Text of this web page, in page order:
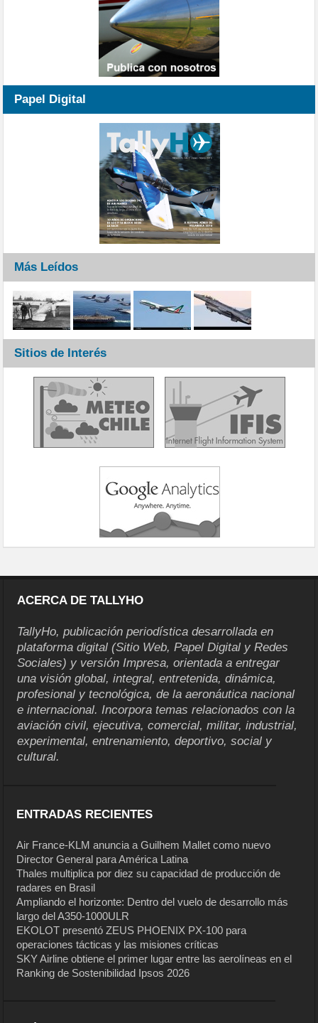
Papel Digital
Más Leídos
Sitios de Interés
ACERCA DE TALLYHO
TallyHo, publicación periodística desarrollada en
plataforma digital (Sitio Web, Papel Digital y Redes
Sociales) y versión Impresa, orientada a entregar
una visión global, integral, entretenida, dinámica,
profesional y tecnológica, de la aeronáutica nacional
e internacional. Incorpora temas relacionados con la
aviación civil, ejecutiva, comercial, militar, industrial,
experimental, entrenamiento, deportivo, social y
cultural.
ENTRADAS RECIENTES
Air France-KLM anuncia a Guilhem Mallet como nuevo
Director General para América Latina
Thales multiplica por diez su capacidad de producción de
radares en Brasil
Ampliando el horizonte: Dentro del vuelo de desarrollo más
largo del A350-1000ULR
EKOLOT presentó ZEUS PHOENIX PX-100 para
operaciones tácticas y las misiones críticas
SKY Airline obtiene el primer lugar entre las aerolíneas en el
Ranking de Sostenibilidad Ipsos 2026